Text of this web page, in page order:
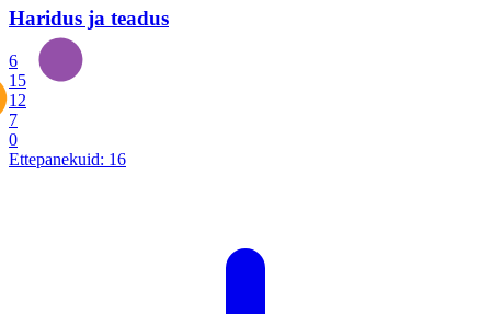
Haridus ja teadus
6
15
12
7
0
Ettepanekuid: 16